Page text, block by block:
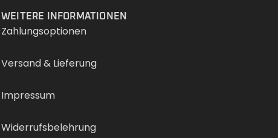
WEITERE INFORMATIONEN
Zahlungsoptionen
Versand & Lieferung
Impressum
Widerrufsbelehrung